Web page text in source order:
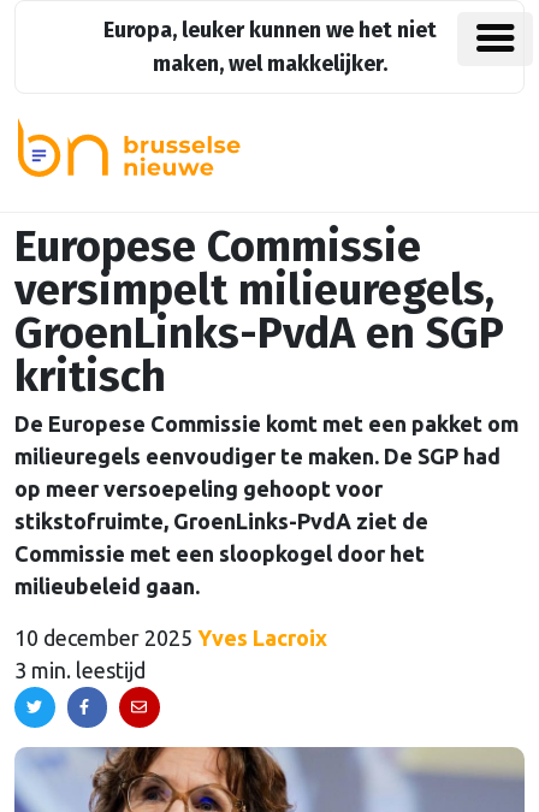
Europa, leuker kunnen we het niet
maken, wel makkelijker.
Europese Commissie
versimpelt milieuregels,
GroenLinks-PvdA en SGP
kritisch
De Europese Commissie komt met een pakket om
milieuregels eenvoudiger te maken. De SGP had
op meer versoepeling gehoopt voor
stikstofruimte, GroenLinks-PvdA ziet de
Commissie met een sloopkogel door het
milieubeleid gaan.
10 december 2025 Yves Lacroix
3 min. leestijd